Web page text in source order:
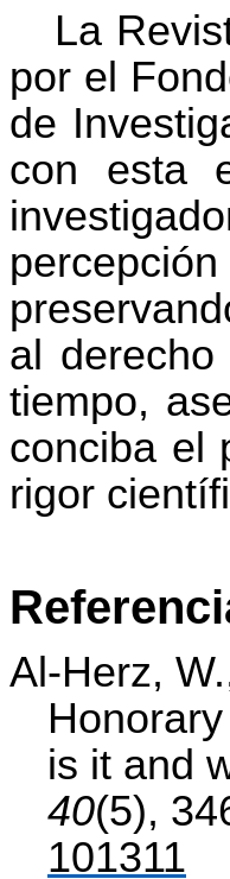
La
por el
de
con esta
al
tiempo,
conciba el
rigor
Al-Herz,
is it and
40(5),
101311